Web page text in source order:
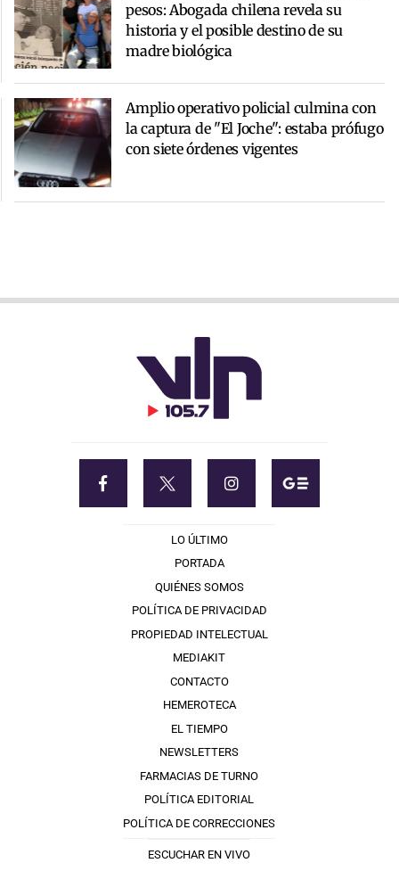
pesos: Abogada chilena revela su
historia y el posible destino de su
madre biológica
Amplio operativo policial culmina con
la captura de "El Joche": estaba prófugo
con siete órdenes vigentes
LO ÚLTIMO
PORTADA
QUIÉNES SOMOS
POLÍTICA DE PRIVACIDAD
PROPIEDAD INTELECTUAL
MEDIAKIT
CONTACTO
HEMEROTECA
EL TIEMPO
NEWSLETTERS
FARMACIAS DE TURNO
POLÍTICA EDITORIAL
POLÍTICA DE CORRECCIONES
ESCUCHAR EN VIVO